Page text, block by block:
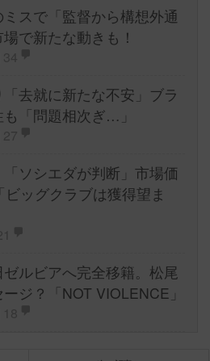
スで「監督から構想外通
で新たな動きも！
去就に新たな不安」ブラ
「問題相次ぎ…」
ソシエダが判断」市場価
ッグクラブは獲得望ま
ルビアへ完全移籍。松尾
ジ？「NOT VIOLENCE」